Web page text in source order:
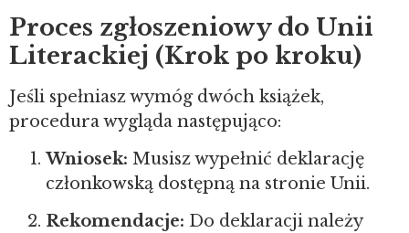
Proces zgłoszeniowy do Unii
Literackiej (Krok po kroku)
Jeśli spełniasz wymóg dwóch książek,
procedura wygląda następująco:
Wniosek: Musisz wypełnić deklarację
członkowską dostępną na stronie Unii.
Rekomendacje: Do deklaracji należy